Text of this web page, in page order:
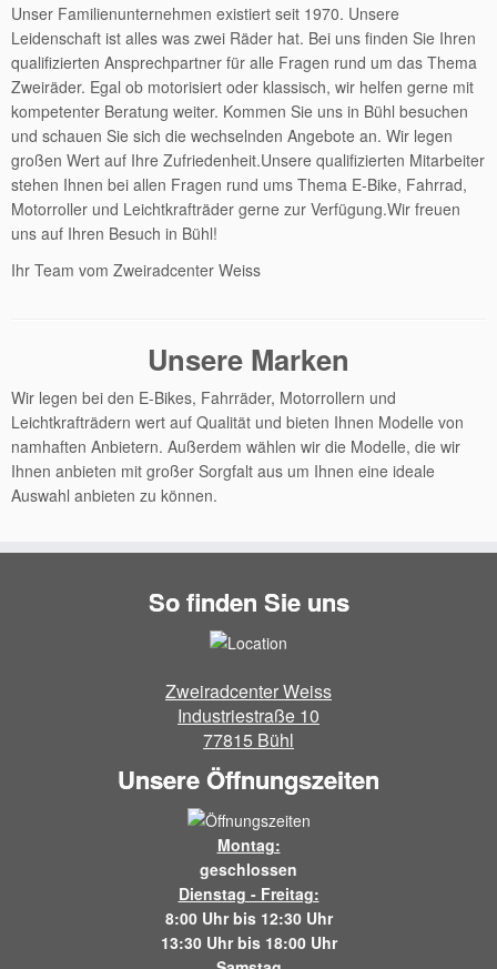
Unser Familienunternehmen existiert seit 1970. Unsere
Leidenschaft ist alles was zwei Räder hat. Bei uns finden Sie Ihren
qualifizierten Ansprechpartner für alle Fragen rund um das Thema
Zweiräder. Egal ob motorisiert oder klassisch, wir helfen gerne mit
kompetenter Beratung weiter. Kommen Sie uns in Bühl besuchen
und schauen Sie sich die wechselnden Angebote an. Wir legen
großen Wert auf Ihre Zufriedenheit.Unsere qualifizierten Mitarbeiter
stehen Ihnen bei allen Fragen rund ums Thema E-Bike, Fahrrad,
Motorroller und Leichtkrafträder gerne zur Verfügung.Wir freuen
uns auf Ihren Besuch in Bühl!
Ihr Team vom Zweiradcenter Weiss
Unsere Marken
Wir legen bei den E-Bikes, Fahrräder, Motorrollern und
Leichtkrafträdern wert auf Qualität und bieten Ihnen Modelle von
namhaften Anbietern. Außerdem wählen wir die Modelle, die wir
Ihnen anbieten mit großer Sorgfalt aus um Ihnen eine ideale
Auswahl anbieten zu können.
So finden Sie uns
Zweiradcenter Weiss
Industriestraße 10
77815 Bühl
Unsere Öffnungszeiten
Montag:
geschlossen
Dienstag - Freitag:
8:00 Uhr bis 12:30 Uhr
13:30 Uhr bis 18:00 Uhr